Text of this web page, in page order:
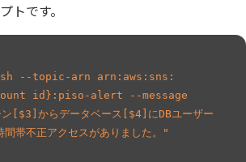
トです。
--topic-arn arn:aws:sns:
id}:piso-alert --message
からデータベース[$4]にDBユーザー
間帯不正アクセスがありました。"